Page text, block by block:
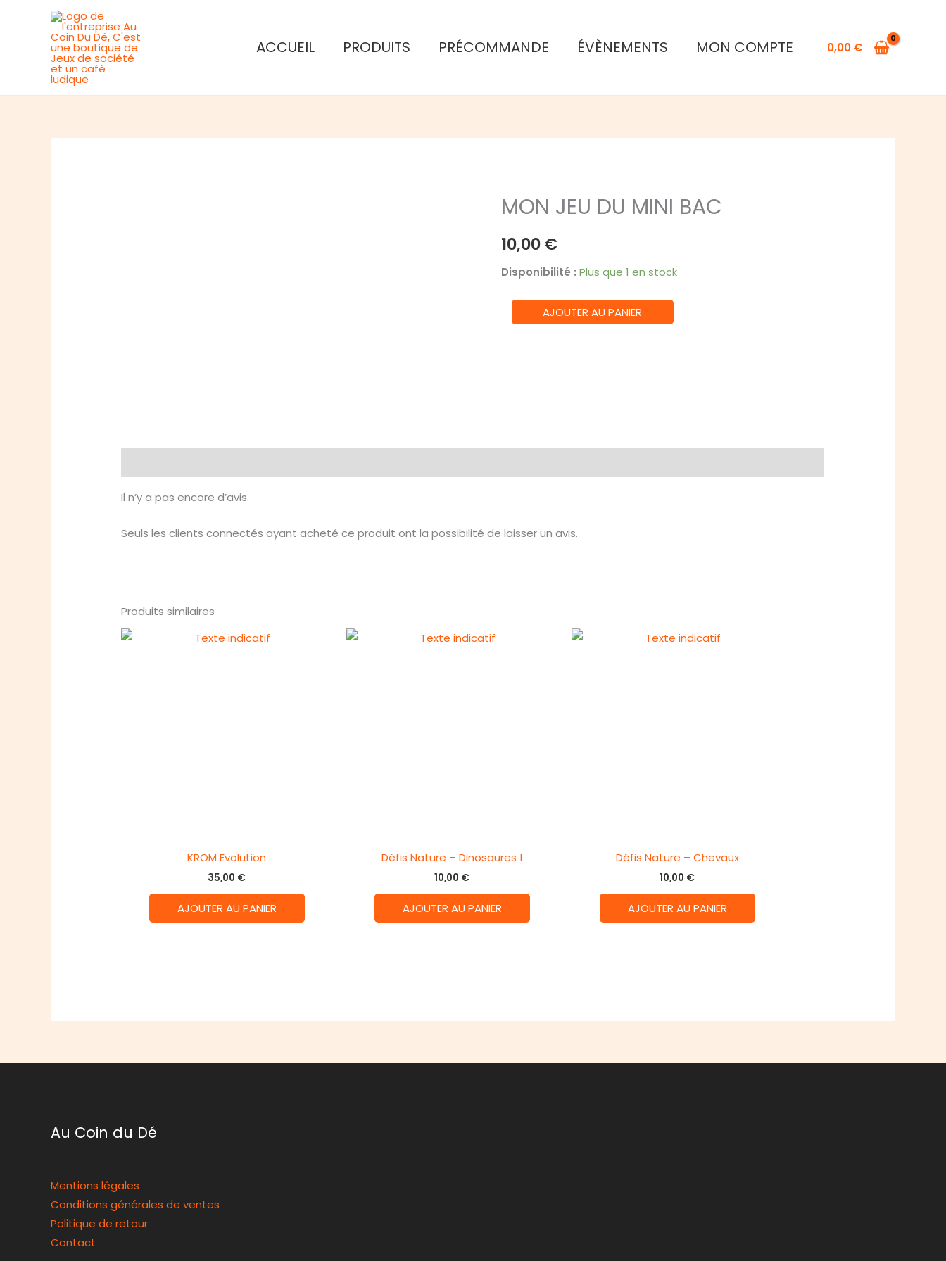
ACCUEIL PRODUITS PRÉCOMMANDE ÉVÈNEMENTS MON COMPTE 0,00 €
MON JEU DU MINI BAC
10,00€
Disponibilité : Plus que 1 en stock
quantité
de
AJOUTER AU PANIER
Il n’y a pas encore d’avis.
Seuls les clients connectés ayant acheté ce produit ont la possibilité de laisser un avis.
Produits similaires
KROM Evolution
35,00 €
AJOUTER AU PANIER
Défis Nature – Dinosaures 1
10,00 €
AJOUTER AU PANIER
Défis Nature – Chevaux
10,00 €
AJOUTER AU PANIER
Au Coin du Dé
Mentions légales
Conditions générales de ventes
Politique de retour
Contact
JEU